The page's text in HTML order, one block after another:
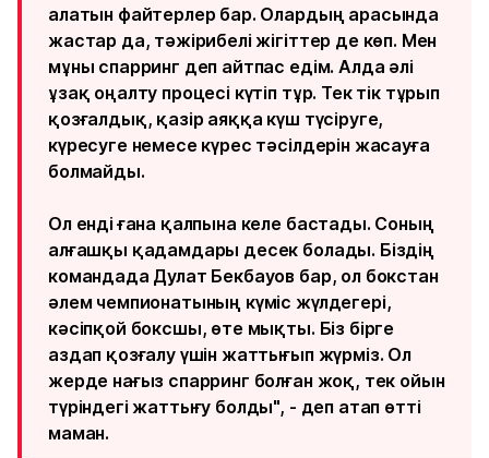
алатын файтерлер бар. Олардың арасында
жастар да, тәжірибелі жігіттер де көп. Мен
мұны спарринг деп айтпас едім. Алда әлі
ұзақ оңалту процесі күтіп тұр. Тек тік тұрып
қозғалдық, қазір аяққа күш түсіруге,
күресуге немесе күрес тәсілдерін жасауға
болмайды.
Ол енді ғана қалпына келе бастады. Соның
алғашқы қадамдары десек болады. Біздің
командада Дулат Бекбауов бар, ол бокстан
әлем чемпионатының күміс жүлдегері,
кәсіпқой боксшы, өте мықты. Біз бірге
аздап қозғалу үшін жаттығып жүрміз. Ол
жерде нағыз спарринг болған жоқ, тек ойын
түріндегі жаттығу болды", - деп атап өтті
маман.